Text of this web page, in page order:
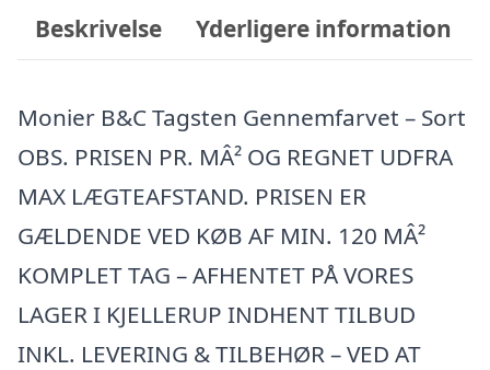
Beskrivelse Yderligere information
Monier B&C Tagsten Gennemfarvet – Sort
OBS. PRISEN PR. MÂ² OG REGNET UDFRA
MAX LÆGTEAFSTAND. PRISEN ER
GÆLDENDE VED KØB AF MIN. 120 MÂ²
KOMPLET TAG – AFHENTET PÅ VORES
LAGER I KJELLERUP INDHENT TILBUD
INKL. LEVERING & TILBEHØR – VED AT